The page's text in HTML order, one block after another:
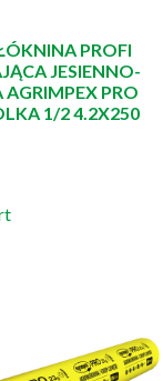
PROFI
JESIENNO-
PRO
1/2 4.2X250